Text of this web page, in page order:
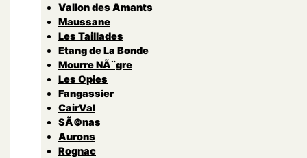
Vallon des Amants
Maussane
Les Taillades
Etang de La Bonde
Mourre NÃ¨gre
Les Opies
Fangassier
CairVal
SÃ©nas
Aurons
Rognac